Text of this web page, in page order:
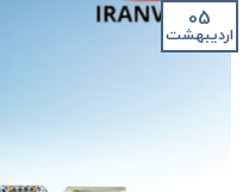
05
اردیبهشت